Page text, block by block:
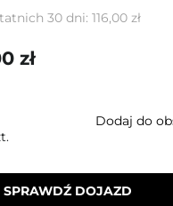
30 dni: 116,00 zł
zł
Dodaj do
SPRAWDŹ DOJAZD